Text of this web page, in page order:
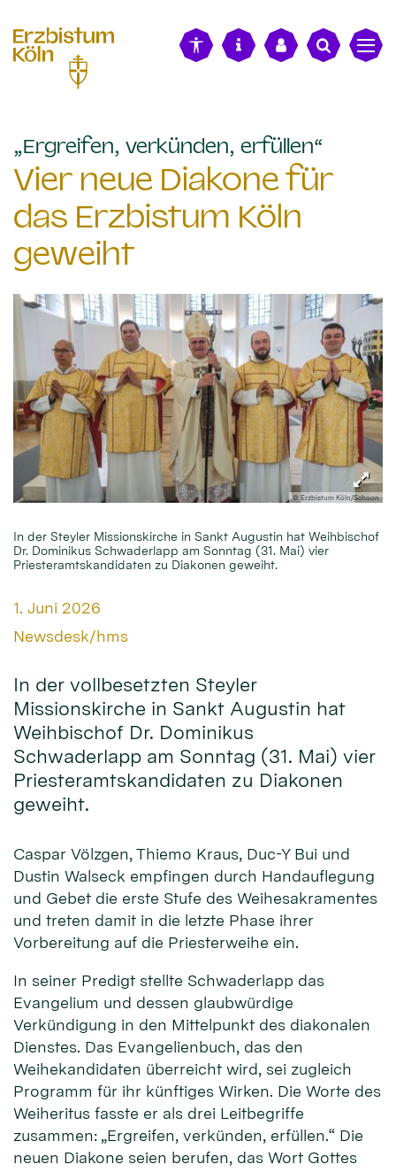
„Ergreifen, verkünden, erfüllen“
Vier neue Diakone für
das Erzbistum Köln
geweiht
© Erzbistum Köln/Schoon
In der Steyler Missionskirche in Sankt Augustin hat Weihbischof
Dr. Dominikus Schwaderlapp am Sonntag (31. Mai) vier
Priesteramtskandidaten zu Diakonen geweiht.
Datum:
1. Juni 2026
Von:
Newsdesk/hms
In der vollbesetzten Steyler
Missionskirche in Sankt Augustin hat
Weihbischof Dr. Dominikus
Schwaderlapp am Sonntag (31. Mai) vier
Priesteramtskandidaten zu Diakonen
geweiht.
Caspar Völzgen, Thiemo Kraus, Duc-Y Bui und
Dustin Walseck empfingen durch Handauflegung
und Gebet die erste Stufe des Weihesakramentes
und treten damit in die letzte Phase ihrer
Vorbereitung auf die Priesterweihe ein.
In seiner Predigt stellte Schwaderlapp das
Evangelium und dessen glaubwürdige
Verkündigung in den Mittelpunkt des diakonalen
Dienstes. Das Evangelienbuch, das den
Weihekandidaten überreicht wird, sei zugleich
Programm für ihr künftiges Wirken. Die Worte des
Weiheritus fasste er als drei Leitbegriffe
zusammen: „Ergreifen, verkünden, erfüllen.“ Die
neuen Diakone seien berufen, das Wort Gottes